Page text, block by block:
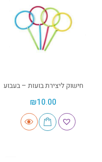
חישוק ליצירת בועות – בעבוע
₪10.00